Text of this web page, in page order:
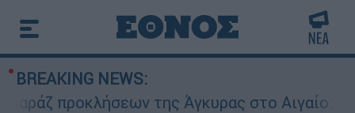
BREAKING NEWS:
προκλήσεων της Άγκυρας στο Αιγαίο: